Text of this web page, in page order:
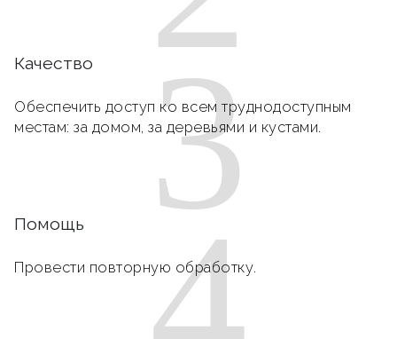
3
Качество
Обеспечить доступ ко всем труднодоступным
местам: за домом, за деревьями и кустами.
Помощь
Провести повторную обработку.